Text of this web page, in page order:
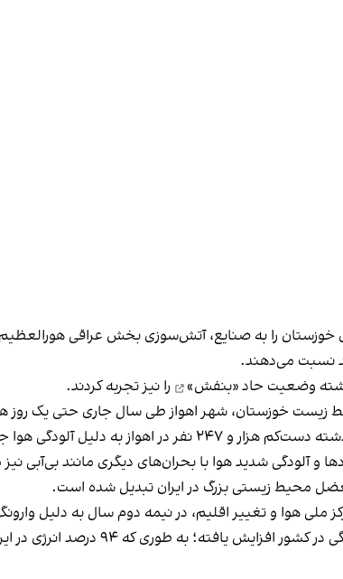
خوزستان را به صنایع، آتش‌سوزی بخش عراقی
نسبت می‌دهند.
وضعیت حاد «بنفش»
را نیز تجربه کردند.
زیست خوزستان، شهر اهواز طی سال جاری حتی یک روز
آلودگی هوا جان خود را از دست دادند.
و آلودگی شدید هوا با بحران‌های دیگری مانند بی‌آبی
محیط‌ زیستی بزرگ در ایران تبدیل شده است.
ملی هوا و تغییر اقلیم، در نیمه دوم سال به دلیل
طوری‌ که ۹۴ درصد انرژی در ایران بر مبنای سوخت‌های فسیلی است.